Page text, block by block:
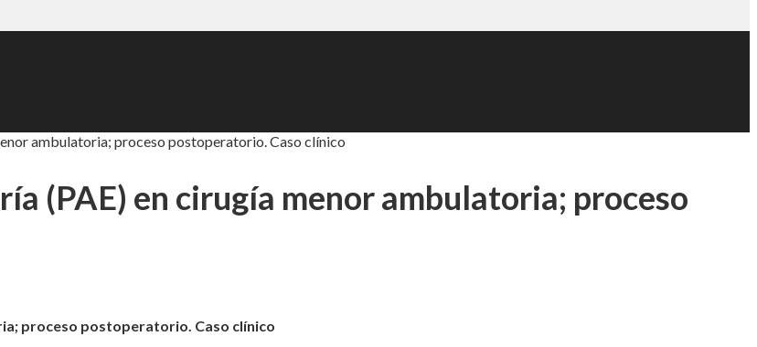
ambulatoria; proceso postoperatorio. Caso clínico
(PAE) en cirugía menor ambulatoria; proceso
proceso postoperatorio. Caso clínico